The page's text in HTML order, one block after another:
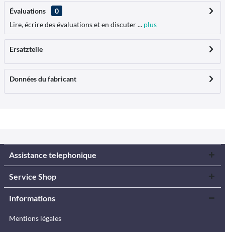
Évaluations
0
Lire, écrire des évaluations et en discuter ... plus
Ersatzteile
Données du fabricant
Assistance telephonique
Service Shop
Informations
Mentions légales